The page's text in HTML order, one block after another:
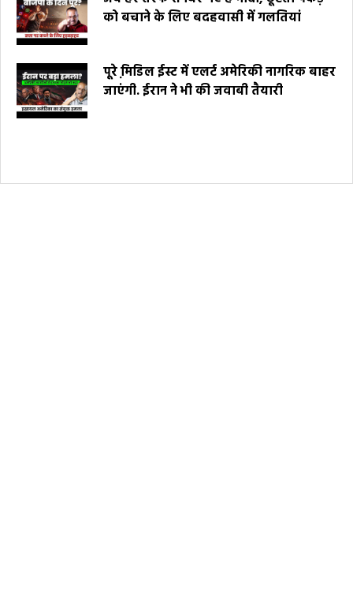
को बचाने के लिए बदहवासी में गलतियां
पूरे मि़डिल ईस्ट में एलर्ट अमेरिकी नागरिक बाहर
जाएंगी. ईरान ने भी की जवाबी तैयारी